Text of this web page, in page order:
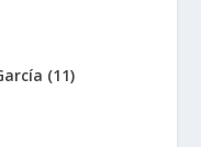
(11)